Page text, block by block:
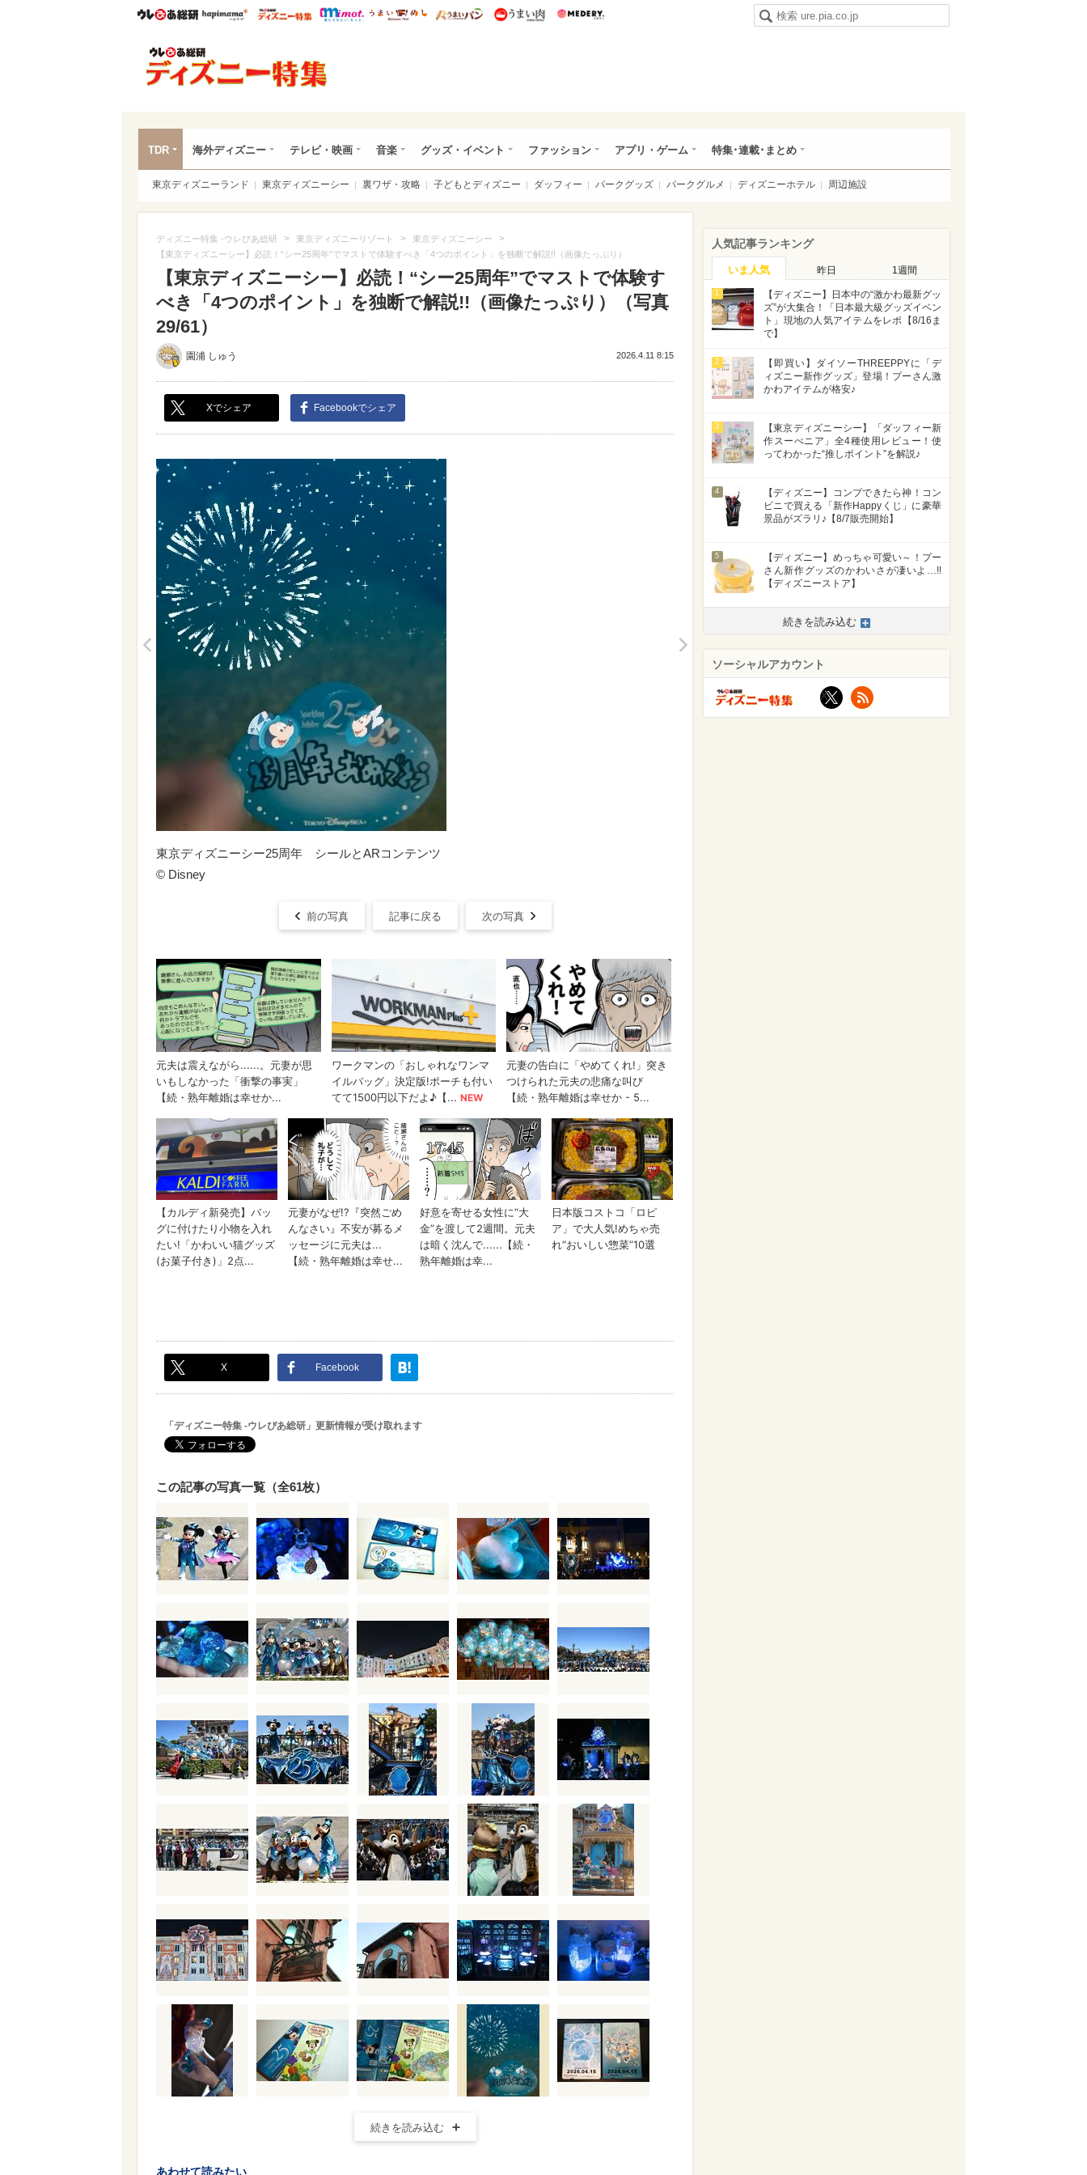
ウレぴあ総研ハピママ* ウレぴあ総研 ディズニー特集
mimot. うまいめし うまいパン うまい肉
TDR 海外ディズニー テレビ・映画 音楽 グッズ・イベント ファッション アプリ・ゲーム 特集･連載･まとめ
東京ディズニーランド 東京ディズニーシー 裏ワザ・攻略 子どもとディズニー ダッフィー パークグッズ パークグルメ ディズニーホテル 周辺施設
ディズニー特集 -ウレぴあ総研 > 東京ディズニーリゾート > 東京ディズニーシー >
【東京ディズニーシー】必読！“シー25周年”でマストで体験すべき「4つのポイント」を独断で解説!!（画像たっぷり）
【東京ディズニーシー】必読！“シー25周年”でマストで体験す
べき「4つのポイント」を独断で解説!!（画像たっぷり）（写真
29/61）
園浦 しゅう 2026.4.11 8:15
Xでシェア Facebookでシェア
東京ディズニーシー25周年 シールとARコンテンツ
© Disney
前の写真 記事に戻る 次の写真
X Facebook
「ディズニー特集 -ウレぴあ総研」更新情報が受け取れます
この記事の写真一覧（全61枚）
続きを読み込む
あわせて読みたい
人気記事ランキング
いま人気 昨日 1週間
1
【ディズニー】日本中の“激かわ最新グッ
ズ”が大集合！「日本最大級グッズイベン
ト」現地の人気アイテムをレポ【8/16ま
で】
2
【即買い】ダイソーTHREEPPYに「デ
ィズニー新作グッズ」登場！プーさん激
かわアイテムが格安♪
3
【東京ディズニーシー】「ダッフィー新
作スーべニア」全4種使用レビュー！使
ってわかった“推しポイント”を解説♪
4
【ディズニー】コンプできたら神！コン
ビニで買える「新作Happyくじ」に豪華
景品がズラリ♪【8/7販売開始】
5
【ディズニー】めっちゃ可愛い～！プー
さん新作グッズのかわいさが凄いよ…!!
【ディズニーストア】
続きを読み込む
ソーシャルアカウント
X